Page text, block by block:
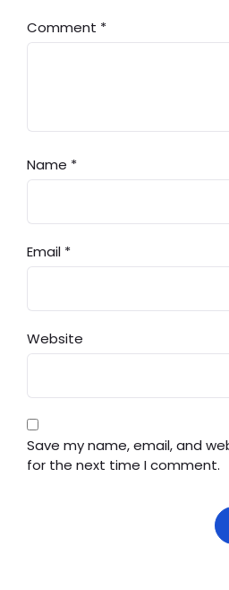
Comment *
Name *
Email *
Website
Save my name, email, and
for the next time I comment.